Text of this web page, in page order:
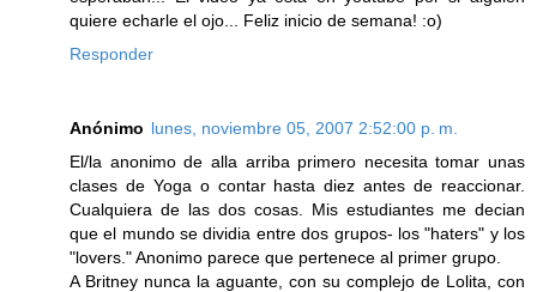
quiere echarle el ojo... Feliz inicio de semana! :o)
Responder
Anónimo lunes, noviembre 05, 2007 2:52:00 p. m.
El/la anonimo de alla arriba primero necesita tomar unas
clases de Yoga o contar hasta diez antes de reaccionar.
Cualquiera de las dos cosas. Mis estudiantes me decian
que el mundo se dividia entre dos grupos- los "haters" y los
"lovers." Anonimo parece que pertenece al primer grupo.
A Britney nunca la aguante, con su complejo de Lolita, con